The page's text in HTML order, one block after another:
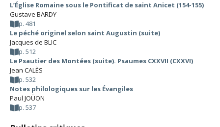
L’Église Romaine sous le Pontificat de saint Anicet (154-155)
Gustave BARDY
p. 481
Le péché originel selon saint Augustin (suite)
Jacques de BLIC
p. 512
Le Psautier des Montées (suite). Psaumes CXXVII (CXXVI)
Jean CALÈS
p. 532
Notes philologiques sur les Évangiles
Paul JOÜON
p. 537